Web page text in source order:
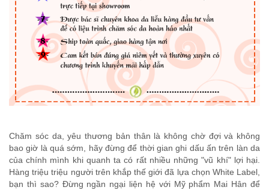
Chăm sóc da, yêu thương bản thân là không chờ đợi và không
bao giờ là quá sớm, hãy đừng để thời gian ghi dấu ấn trên làn da
của chính mình khi quanh ta có rất nhiều những "vũ khí" lợi hại.
Hàng triệu triệu người trên khắp thế giới đã lựa chọn White Label,
bạn thì sao? Đừng ngần ngại liện hệ với Mỹ phẩm Mai Hân để